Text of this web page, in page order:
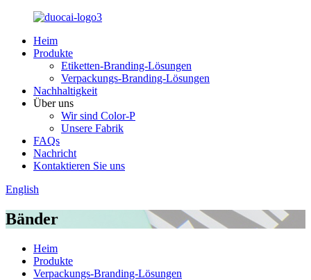
Heim
Produkte
Etiketten-Branding-Lösungen
Verpackungs-Branding-Lösungen
Nachhaltigkeit
Über uns
Wir sind Color-P
Unsere Fabrik
FAQs
Nachricht
Kontaktieren Sie uns
English
Bänder
Heim
Produkte
Verpackungs-Branding-Lösungen